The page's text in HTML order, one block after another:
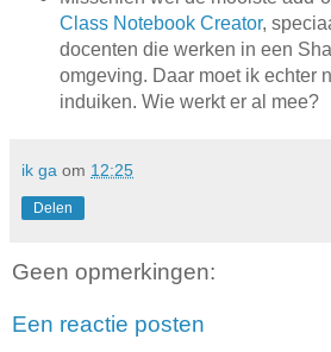
Class Notebook Creator,
docenten die werken in een
omgeving. Daar moet ik echter
induiken. Wie werkt er al mee?
ik ga om 12:25
Delen
Geen opmerkingen:
Een reactie posten